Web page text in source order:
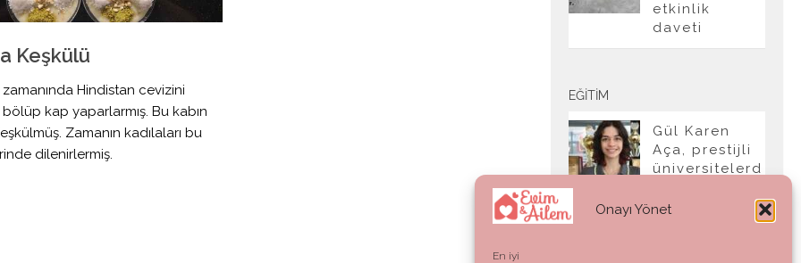
Onayı Yönet
En iyi
Keşkülü
zamanında Hindistan cevizini
kap yaparlarmış. Bu kabın
Zamanın kadılaları bu
dilenirlermiş.
etkinlik
daveti
EĞITIM
Gül Karen
Aça, prestijli
üniversitelerd
kabul aldı